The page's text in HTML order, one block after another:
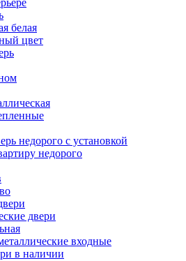
белая
цвет
недорого с установкой
недорого
двери
входные
в наличии